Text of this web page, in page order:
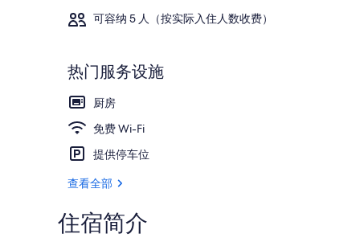
可容纳 5 人（按实际入住人数收费）
热门服务设施
厨房
免费 Wi-Fi
提供停车位
查看全部
住宿简介